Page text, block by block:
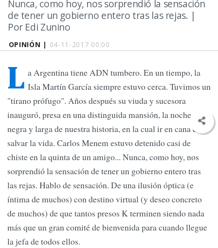
OPINIÓN | 04-11-2017 00:00
Nunca, como hoy, nos sorprendió la sensación
de tener un gobierno entero tras las rejas. |
Por Edi Zunino
L a Argentina tiene ADN tumbero. En un tiempo, la
Isla Martín García siempre estuvo cerca. Tuvimos un
"tirano prófugo". Años después su viuda y sucesora
inauguró, presa en una distinguida mansión, la noche más
negra y larga de nuestra historia, en la cual ir en cana era
salvar la vida. Carlos Menem estuvo detenido casi de
chiste en la quinta de un amigo... Nunca, como hoy, nos
sorprendió la sensación de tener un gobierno entero tras
las rejas. Hablo de sensación. De una ilusión óptica (e
íntima de muchos) con destino virtual (y deseo concreto
de muchos) de que tantos presos K terminen siendo nada
más que un gran comité de bienvenida para cuando llegue
la jefa de todos ellos.